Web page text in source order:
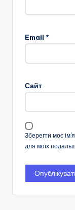
Email *
Сайт
Зберегти моє
для моїх